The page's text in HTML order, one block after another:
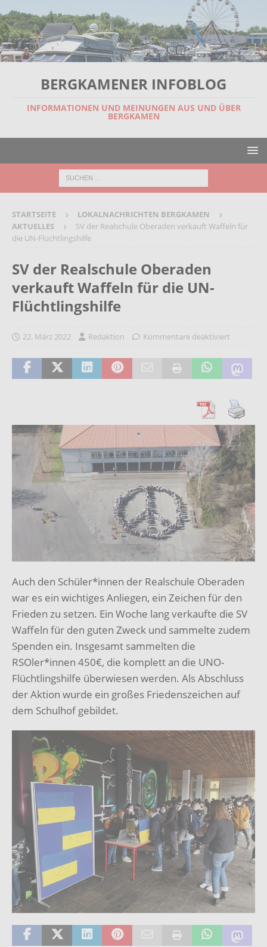
BERGKAMENER INFOBLOG
INFORMATIONEN UND MEINUNGEN AUS UND ÜBER
BERGKAMEN
STARTSEITE
LOKALNACHRICHTEN BERGKAMEN
AKTUELLES
SV der Realschule Oberaden verkauft Waffeln für
die UN-Flüchtlingshilfe
SV der Realschule Oberaden
verkauft Waffeln für die UN-
Flüchtlingshilfe
22. März 2022 Redaktion Kommentare deaktiviert
Auch den Schüler*innen der Realschule Oberaden
war es ein wichtiges Anliegen, ein Zeichen für den
Frieden zu setzen. Ein Woche lang verkaufte die SV
Waffeln für den guten Zweck und sammelte zudem
Spenden ein. Insgesamt sammelten die
RSOler*innen 450€, die komplett an die UNO-
Flüchtlingshilfe überwiesen werden. Als Abschluss
der Aktion wurde ein großes Friedenszeichen auf
dem Schulhof gebildet.